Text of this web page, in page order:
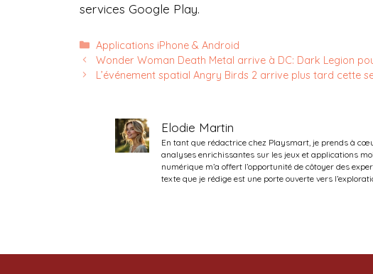
services Google Play.
Catégories
Applications iPhone & Android
Wonder Woman Death Metal arrive à DC: Dark Legion
L’événement spatial Angry Birds 2 arrive plus tard cette
Elodie Martin
En tant que rédactrice chez Playsmart, je prends à
analyses enrichissantes sur les jeux et applications
numérique m’a offert l’opportunité de côtoyer des
texte que je rédige est une porte ouverte vers